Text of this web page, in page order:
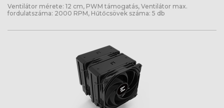
Ventilátor mérete: 12 cm, PWM támogatás, Ventilátor max.
fordulatszáma: 2000 RPM, Hűtőcsövek száma: 5 db